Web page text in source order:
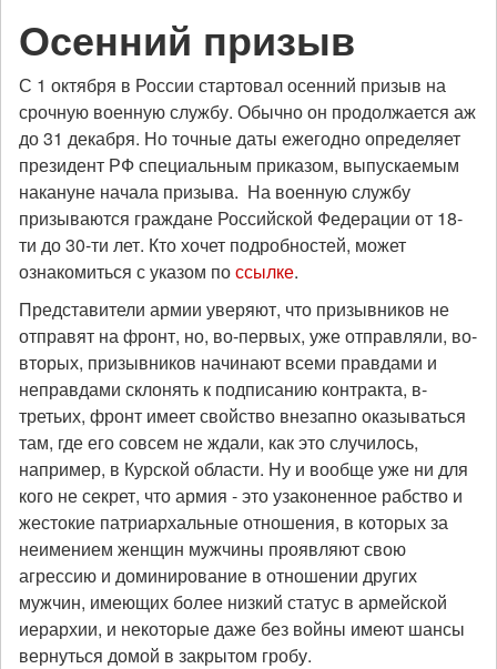
Осенний призыв
С 1 октября в России стартовал осенний призыв на
срочную военную службу. Обычно он продолжается аж
до 31 декабря. Но точные даты ежегодно определяет
президент РФ специальным приказом, выпускаемым
накануне начала призыва. На военную службу
призываются граждане Российской Федерации от 18-
ти до 30-ти лет. Кто хочет подробностей, может
ознакомиться с указом поссылке.
Представители армии уверяют, что призывников не
отправят на фронт, но, во-первых, уже отправляли, во-
вторых, призывников начинают всеми правдами и
неправдами склонять к подписанию контракта, в-
третьих, фронт имеет свойство внезапно оказываться
там, где его совсем не ждали, как это случилось,
например, в Курской области. Ну и вообще уже ни для
кого не секрет, что армия - это узаконенное рабство и
жестокие патриархальные отношения, в которых за
неимением женщин мужчины проявляют свою
агрессию и доминирование в отношении других
мужчин, имеющих более низкий статус в армейской
иерархии, и некоторые даже без войны имеют шансы
вернуться домой в закрытом гробу.